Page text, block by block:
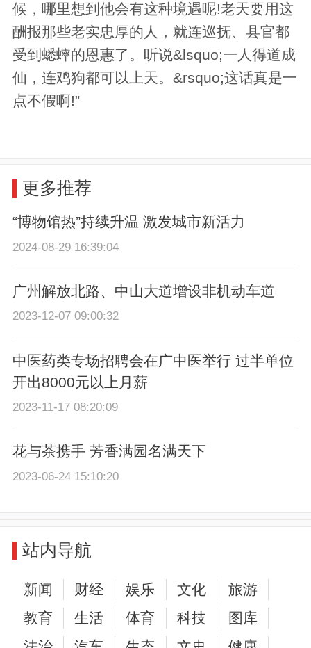
候，哪里想到他会有这种境遇呢!老天要用这
酬报那些老实忠厚的人，就连巡抚、县官都
受到蟋蟀的恩惠了。听说&lsquo;一人得道成
仙，连鸡狗都可以上天。&rsquo;这话真是一
点不假啊!”
更多推荐
“博物馆热”持续升温 激发城市新活力
2024-08-29 16:39:04
广州解放北路、中山大道增设非机动车道
2023-12-07 09:00:32
中医药类专场招聘会在广中医举行 过半单位
开出8000元以上月薪
2023-11-17 08:20:09
花与茶携手 芳香满园名满天下
2023-06-24 15:10:20
站内导航
新闻 财经 娱乐 文化
旅游
教育
生活 体育 科技
图库